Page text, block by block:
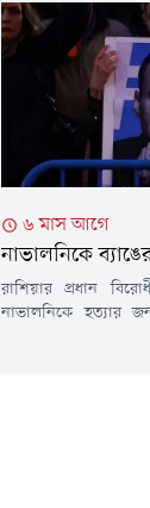
ডিস্ট্রিবিউশন
এলাকায় পর্যায়ক্রমে এ
হবে। এ কারণে ২৮
৬ মাস আগে
নাভালনিকে
রাশিয়ার প্রধান
নাভালনিকে হত্যার